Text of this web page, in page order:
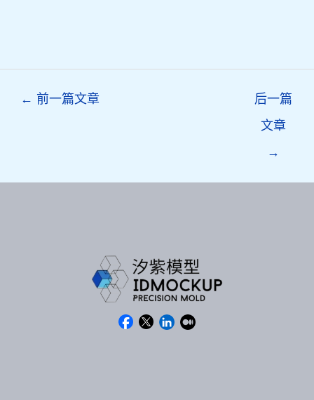
← 前一篇文章
后一篇
文章
→